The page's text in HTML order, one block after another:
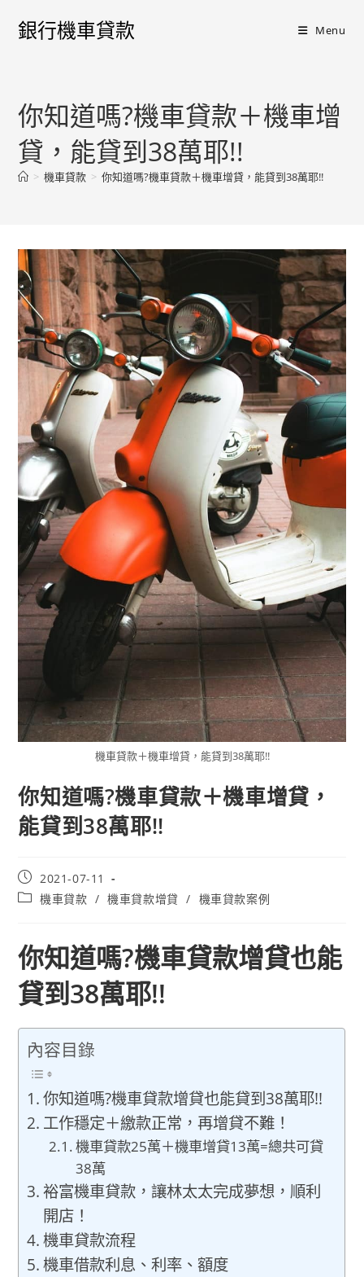
銀行機車貸款 Menu
你知道嗎?機車貸款＋機車增
貸，能貸到38萬耶!!
> 機車貸款 > 你知道嗎?機車貸款＋機車增貸，能貸到38萬耶!!
機車貸款＋機車增貸，能貸到38萬耶!!
你知道嗎?機車貸款＋機車增貸，
能貸到38萬耶!!
2021-07-11
機車貸款 / 機車貸款增貸 / 機車貸款案例
你知道嗎?機車貸款增貸也能
貸到38萬耶!!
內容目錄
你知道嗎?機車貸款增貸也能貸到38萬耶!!
工作穩定＋繳款正常，再增貸不難！
機車貸款25萬＋機車增貸13萬=總共可貸
38萬
裕富機車貸款，讓林太太完成夢想，順利
開店！
機車貸款流程
機車借款利息、利率、額度